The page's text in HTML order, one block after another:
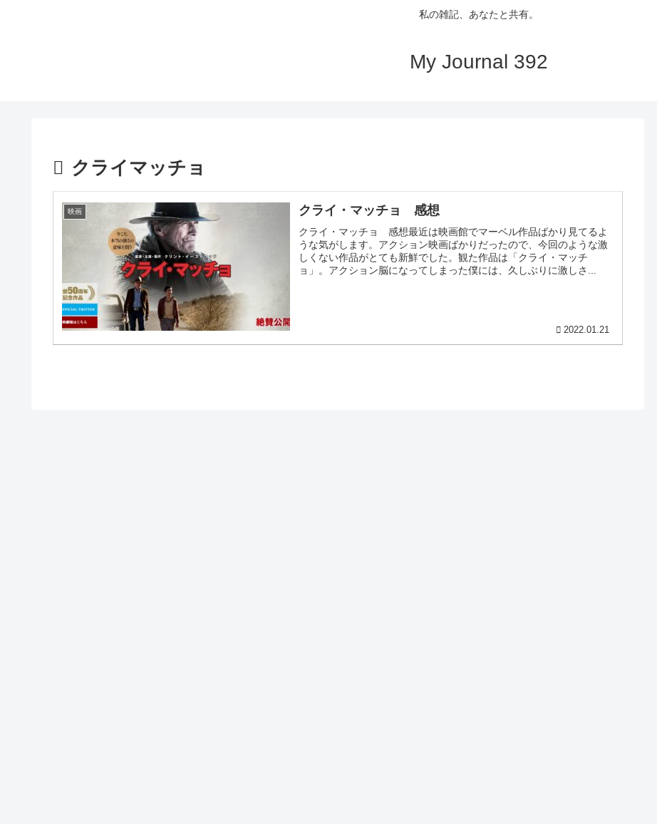
私の雑記、あなたと共有。
My Journal 392
クライマッチョ
映画 クライ・マッチョ 感想
クライ・マッチョ 感想最近は映画館でマーベル作品ばかり見てるよ
うな気がします。アクション映画ばかりだったので、今回のような激
しくない作品がとても新鮮でした。観た作品は「クライ・マッチ
ョ」。アクション脳になってしまった僕には、久しぶりに激しさ...
2022.01.21